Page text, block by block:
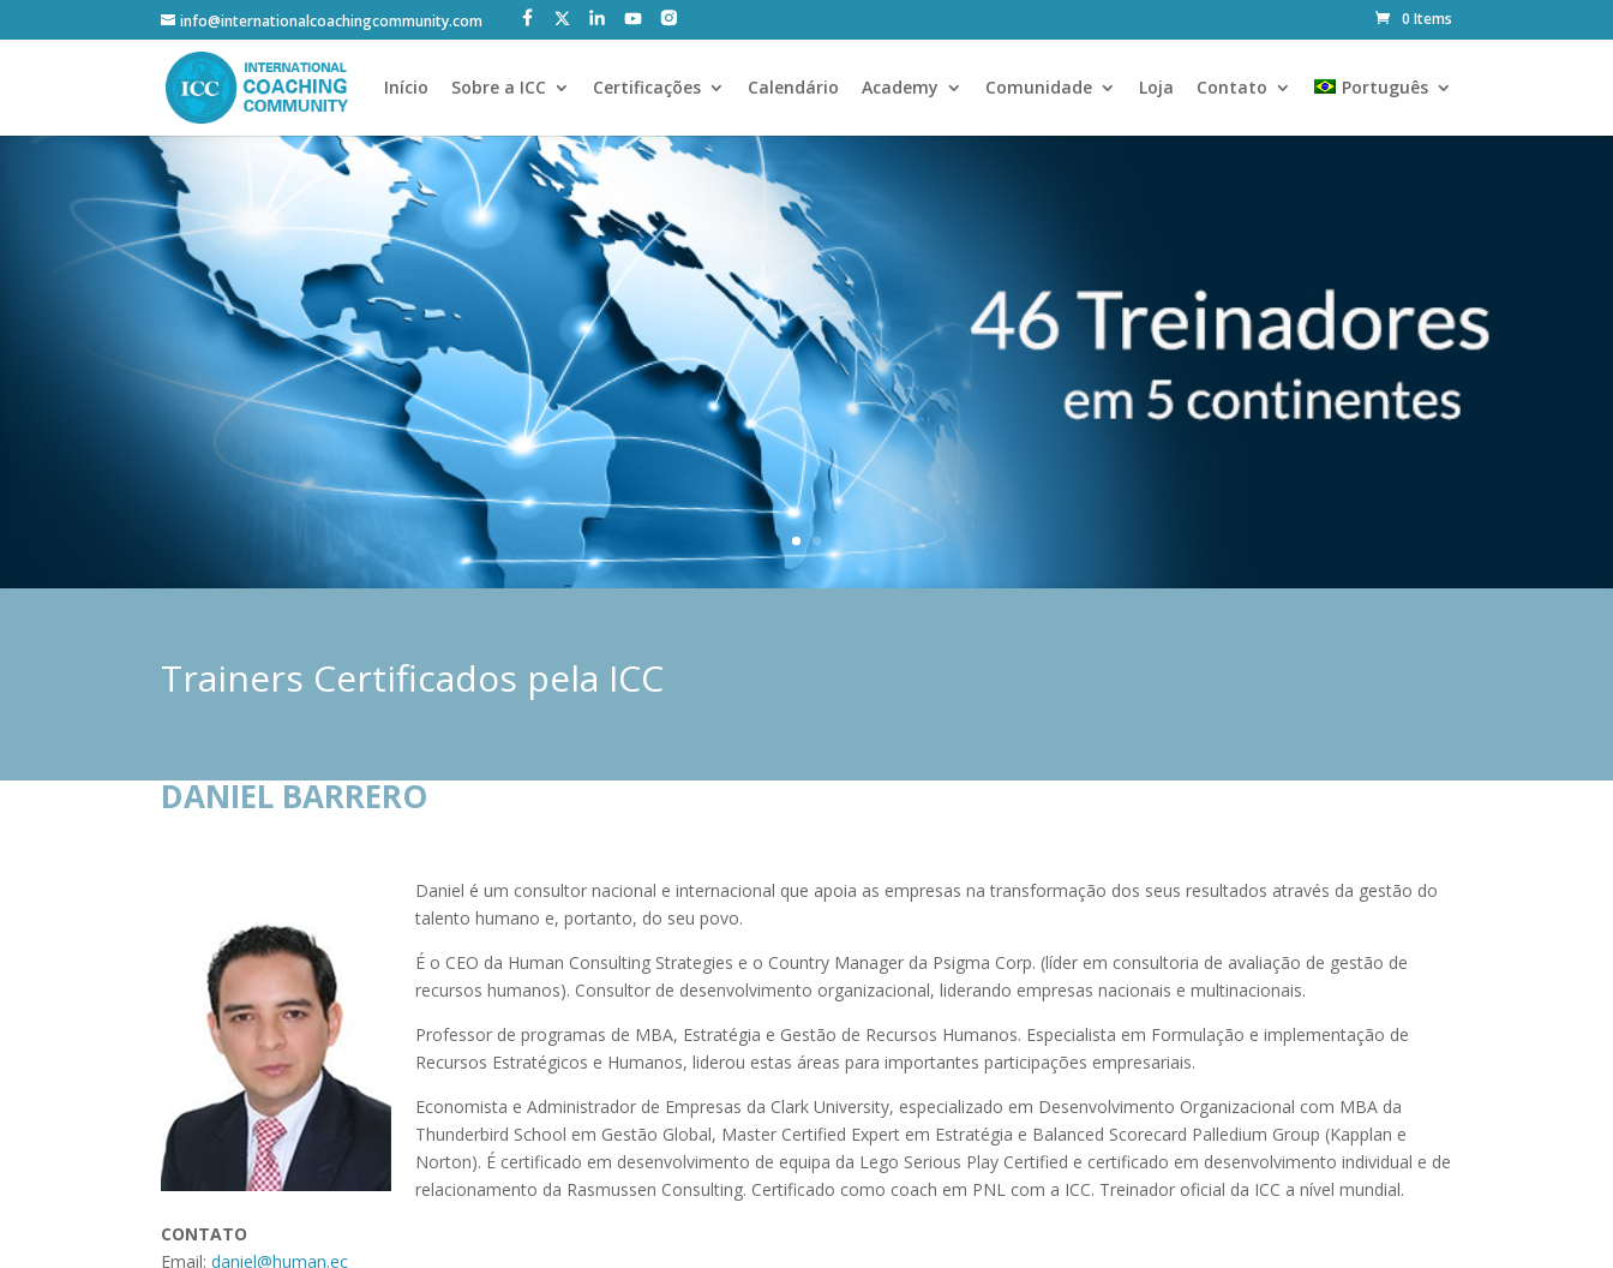
info@internationalcoachingcommunity.com 0 Items
Início Sobre a ICC Certificações Calendário Academy Comunidade Loja Contato Português
Trainers Certificados pela ICC
DANIEL BARRERO
Daniel é um consultor nacional e internacional que apoia as empresas na transformação dos seus resultados através da gestão do
talento humano e, portanto, do seu povo.
É o CEO da Human Consulting Strategies e o Country Manager da Psigma Corp. (líder em consultoria de avaliação de gestão de
recursos humanos). Consultor de desenvolvimento organizacional, liderando empresas nacionais e multinacionais.
Professor de programas de MBA, Estratégia e Gestão de Recursos Humanos. Especialista em Formulação e implementação de
Recursos Estratégicos e Humanos, liderou estas áreas para importantes participações empresariais.
Economista e Administrador de Empresas da Clark University, especializado em Desenvolvimento Organizacional com MBA da
Thunderbird School em Gestão Global, Master Certified Expert em Estratégia e Balanced Scorecard Palledium Group (Kapplan e
Norton). É certificado em desenvolvimento de equipa da Lego Serious Play Certified e certificado em desenvolvimento individual e de
relacionamento da Rasmussen Consulting. Certificado como coach em PNL com a ICC. Treinador oficial da ICC a nível mundial.
CONTATO
Email:daniel@human.ec